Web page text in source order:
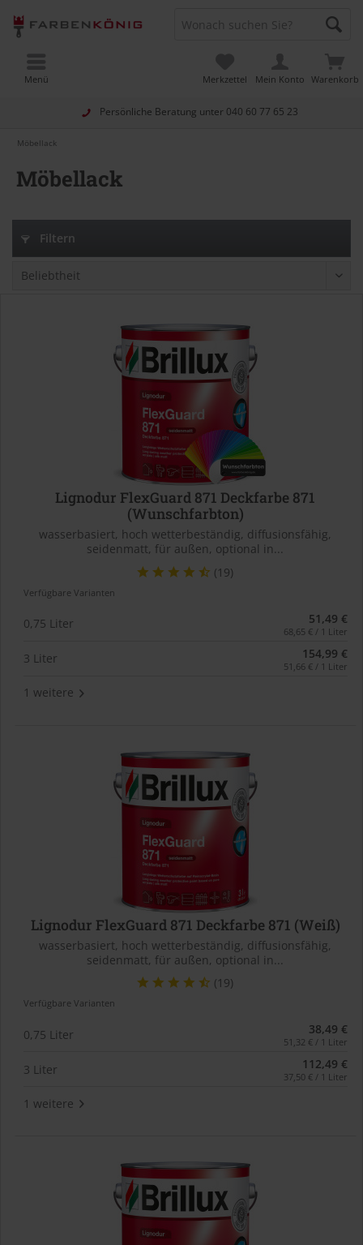
Persönliche Beratung unter 040 60 77 65 23
Warenkorb
Merkzettel Mein Konto
Menü
Möbellack
Möbellack
Filtern
Lignodur FlexGuard 871 Deckfarbe 871
(Wunschfarbton)
wasserbasiert, hoch wetterbeständig, diffusionsfähig,
seidenmatt, für außen, optional in...
(19)
Verfügbare Varianten
0,75 Liter 51,49 €
68,65 € / 1 Liter
3 Liter 154,99 €
51,66 € / 1 Liter
1 weitere
Lignodur FlexGuard 871 Deckfarbe 871 (Weiß)
wasserbasiert, hoch wetterbeständig, diffusionsfähig,
seidenmatt, für außen, optional in...
(19)
Verfügbare Varianten
0,75 Liter 38,49 €
51,32 € / 1 Liter
3 Liter 112,49 €
37,50 € / 1 Liter
1 weitere